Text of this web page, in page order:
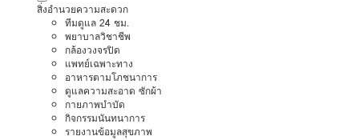
สิ่งอำนวยความสะดวก
ทีมดูแล 24 ชม.
พยาบาลวิชาชีพ
กล้องวงจรปิด
แพทย์เฉพาะทาง
อาหารตามโภชนาการ
ดูแลความสะอาด ซักผ้า
กายภาพบำบัด
กิจกรรมนันทนาการ
รายงานข้อมูลสุขภาพ